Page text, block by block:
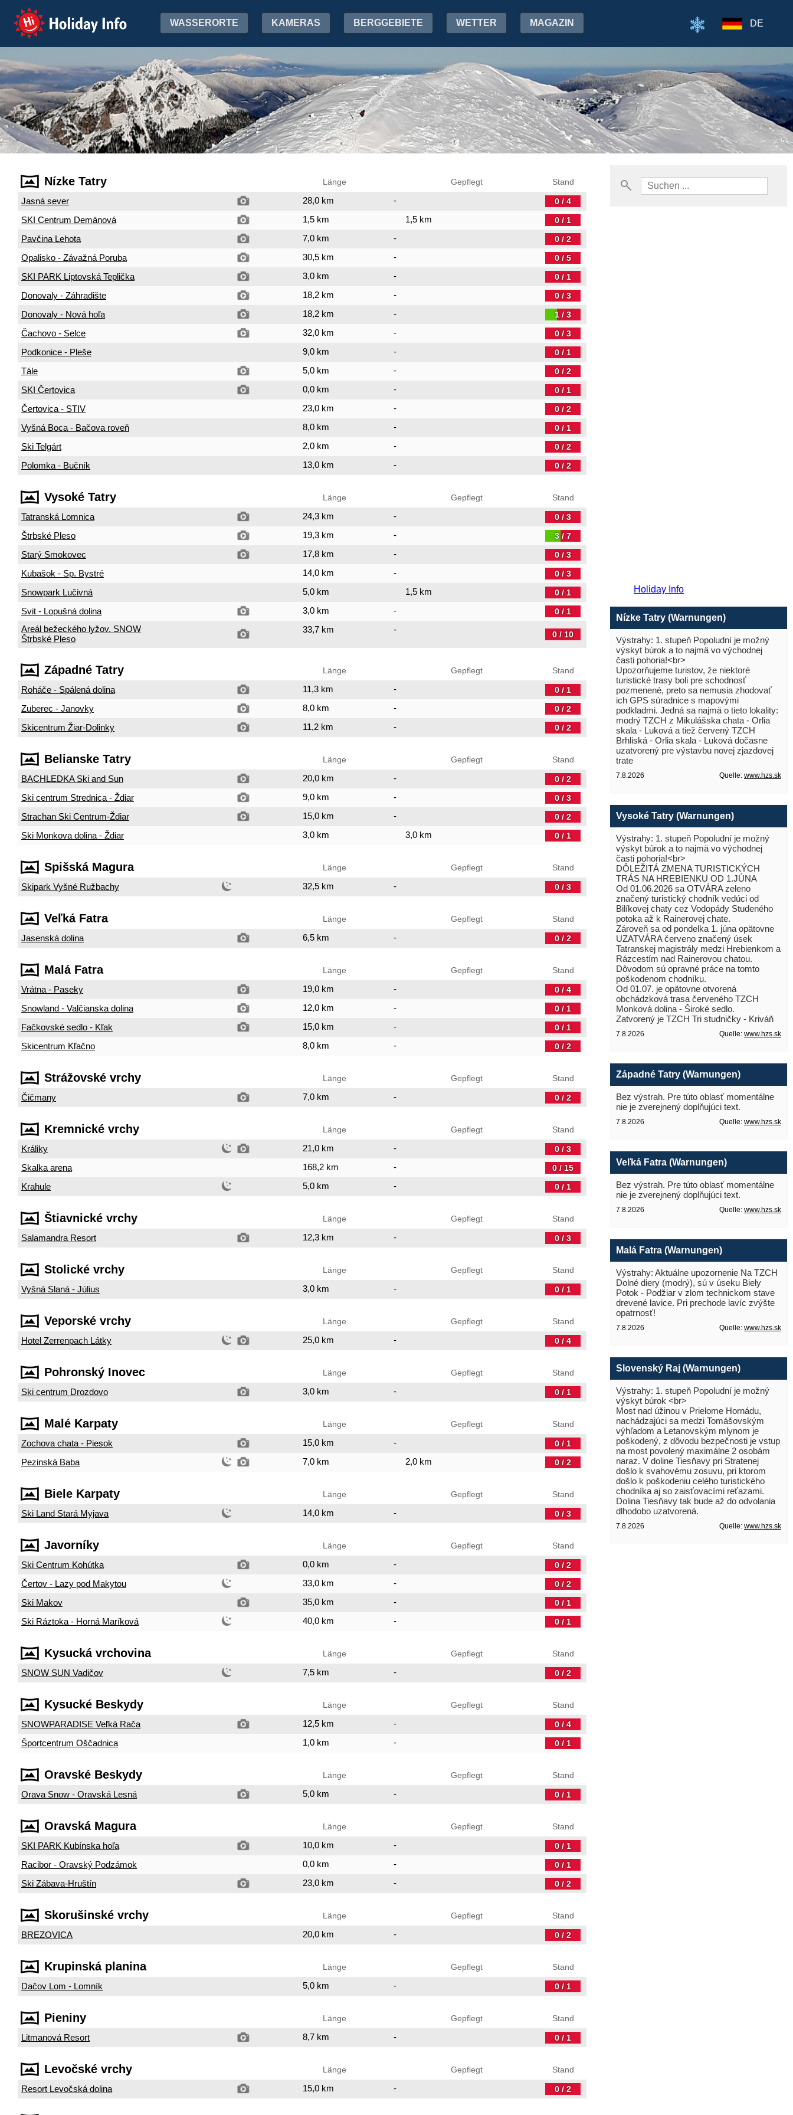
Holiday Info WASSERORTE KAMERAS BERGGEBIETE WETTER MAGAZIN DE
Nízke Tatry Länge Gepflegt Stand
Jasná sever 28,0 km - 0 / 4
SKI Centrum Demänová 1,5 km 1,5 km 0 / 1
Pavčina Lehota 7,0 km - 0 / 2
Opalisko - Závažná Poruba 30,5 km - 0 / 5
SKI PARK Liptovská Teplička 3,0 km - 0 / 1
Donovaly - Záhradište 18,2 km - 0 / 3
Donovaly - Nová hoľa 18,2 km - 1 / 3
Čachovo - Selce 32,0 km - 0 / 3
Podkonice - Pleše 9,0 km - 0 / 1
Tále 5,0 km - 0 / 2
SKI Čertovica 0,0 km - 0 / 1
Čertovica - STIV 23,0 km - 0 / 2
Vyšná Boca - Bačova roveň 8,0 km - 0 / 1
Ski Telgárt 2,0 km - 0 / 2
Polomka - Bučník 13,0 km - 0 / 2
Vysoké Tatry Länge Gepflegt Stand
Tatranská Lomnica 24,3 km - 0 / 3
Štrbské Pleso 19,3 km - 3 / 7
Starý Smokovec 17,8 km - 0 / 3
Kubašok - Sp. Bystré 14,0 km - 0 / 3
Snowpark Lučivná 5,0 km 1,5 km 0 / 1
Svit - Lopušná dolina 3,0 km - 0 / 1
Areál bežeckého lyžov. SNOW
Štrbské Pleso
33,7 km - 0 / 10
Západné Tatry Länge Gepflegt Stand
Roháče - Spálená dolina 11,3 km - 0 / 1
Zuberec - Janovky 8,0 km - 0 / 2
Skicentrum Žiar-Dolinky 11,2 km - 0 / 2
Belianske Tatry Länge Gepflegt Stand
BACHLEDKA Ski and Sun 20,0 km - 0 / 2
Ski centrum Strednica - Ždiar 9,0 km - 0 / 3
Strachan Ski Centrum-Ždiar 15,0 km - 0 / 2
Ski Monkova dolina - Ždiar 3,0 km 3,0 km 0 / 1
Spišská Magura Länge Gepflegt Stand
Skipark Vyšné Ružbachy 32,5 km - 0 / 3
Veľká Fatra Länge Gepflegt Stand
Jasenská dolina 6,5 km - 0 / 2
Malá Fatra Länge Gepflegt Stand
Vrátna - Paseky 19,0 km - 0 / 4
Snowland - Valčianska dolina 12,0 km - 0 / 1
Fačkovské sedlo - Kľak 15,0 km - 0 / 1
Skicentrum Kľačno 8,0 km - 0 / 2
Strážovské vrchy Länge Gepflegt Stand
Čičmany 7,0 km - 0 / 2
Kremnické vrchy Länge Gepflegt Stand
Králiky 21,0 km - 0 / 3
Skalka arena 168,2 km - 0 / 15
Krahule 5,0 km - 0 / 1
Štiavnické vrchy Länge Gepflegt Stand
Salamandra Resort 12,3 km - 0 / 3
Stolické vrchy Länge Gepflegt Stand
Vyšná Slaná - Július 3,0 km - 0 / 1
Veporské vrchy Länge Gepflegt Stand
Hotel Zerrenpach Látky 25,0 km - 0 / 4
Pohronský Inovec Länge Gepflegt Stand
Ski centrum Drozdovo 3,0 km - 0 / 1
Malé Karpaty Länge Gepflegt Stand
Zochova chata - Piesok 15,0 km - 0 / 1
Pezinská Baba 7,0 km 2,0 km 0 / 2
Biele Karpaty Länge Gepflegt Stand
Ski Land Stará Myjava 14,0 km - 0 / 3
Javorníky Länge Gepflegt Stand
Ski Centrum Kohútka 0,0 km - 0 / 2
Čertov - Lazy pod Makytou 33,0 km - 0 / 2
Ski Makov 35,0 km - 0 / 1
Ski Ráztoka - Horná Maríková 40,0 km - 0 / 1
Kysucká vrchovina Länge Gepflegt Stand
SNOW SUN Vadičov 7,5 km - 0 / 2
Kysucké Beskydy Länge Gepflegt Stand
SNOWPARADISE Veľká Rača 12,5 km - 0 / 4
Športcentrum Oščadnica 1,0 km - 0 / 1
Oravské Beskydy Länge Gepflegt Stand
Orava Snow - Oravská Lesná 5,0 km - 0 / 1
Oravská Magura Länge Gepflegt Stand
SKI PARK Kubínska hoľa 10,0 km - 0 / 1
Racibor - Oravský Podzámok 0,0 km - 0 / 1
Ski Zábava-Hruštín 23,0 km - 0 / 2
Skorušinské vrchy Länge Gepflegt Stand
BREZOVICA 20,0 km - 0 / 2
Krupinská planina Länge Gepflegt Stand
Dačov Lom - Lomník 5,0 km - 0 / 1
Pieniny Länge Gepflegt Stand
Litmanová Resort 8,7 km - 0 / 1
Levočské vrchy Länge Gepflegt Stand
Resort Levočská dolina 15,0 km - 0 / 2
Holiday Info
Nízke Tatry (Warnungen)
Výstrahy: 1. stupeň Popoludní je možný
výskyt búrok a to najmä vo východnej
časti pohoria!<br>
Upozorňujeme turistov, že niektoré
turistické trasy boli pre schodnosť
pozmenené, preto sa nemusia zhodovať
ich GPS súradnice s mapovými
podkladmi. Jedná sa najmä o tieto lokality:
modrý TZCH z Mikulášska chata - Orlia
skala - Luková a tiež červený TZCH
Brhliská - Orlia skala - Luková dočasne
uzatvorený pre výstavbu novej zjazdovej
trate
7.8.2026 Quelle: www.hzs.sk
Vysoké Tatry (Warnungen)
Výstrahy: 1. stupeň Popoludní je možný
výskyt búrok a to najmä vo východnej
časti pohoria!<br>
DÔLEŽITÁ ZMENA TURISTICKÝCH
TRÁS NA HREBIENKU OD 1.JÚNA
Od 01.06.2026 sa OTVÁRA zeleno
značený turistický chodník vedúci od
Bilíkovej chaty cez Vodopády Studeného
potoka až k Rainerovej chate.
Zároveň sa od pondelka 1. júna opätovne
UZATVÁRA červeno značený úsek
Tatranskej magistrály medzi Hrebienkom a
Rázcestím nad Rainerovou chatou.
Dôvodom sú opravné práce na tomto
poškodenom chodníku.
Od 01.07. je opätovne otvorená
obchádzková trasa červeného TZCH
Monková dolina - Široké sedlo.
Zatvorený je TZCH Tri studničky - Kriváň
7.8.2026 Quelle: www.hzs.sk
Západné Tatry (Warnungen)
Bez výstrah. Pre túto oblasť momentálne
nie je zverejnený doplňujúci text.
7.8.2026 Quelle: www.hzs.sk
Veľká Fatra (Warnungen)
Bez výstrah. Pre túto oblasť momentálne
nie je zverejnený doplňujúci text.
7.8.2026 Quelle: www.hzs.sk
Malá Fatra (Warnungen)
Výstrahy: Aktuálne upozornenie Na TZCH
Dolné diery (modrý), sú v úseku Biely
Potok - Podžiar v zlom technickom stave
drevené lavice. Pri prechode lavíc zvýšte
opatrnosť!
7.8.2026 Quelle: www.hzs.sk
Slovenský Raj (Warnungen)
Výstrahy: 1. stupeň Popoludní je možný
výskyt búrok <br>
Most nad úžinou v Prielome Hornádu,
nachádzajúci sa medzi Tomášovským
výhľadom a Letanovským mlynom je
poškodený, z dôvodu bezpečnosti je vstup
na most povolený maximálne 2 osobám
naraz. V doline Tiesňavy pri Stratenej
došlo k svahovému zosuvu, pri ktorom
došlo k poškodeniu celého turistického
chodníka aj so zaisťovacími reťazami.
Dolina Tiesňavy tak bude až do odvolania
dlhodobo uzatvorená.
7.8.2026 Quelle: www.hzs.sk